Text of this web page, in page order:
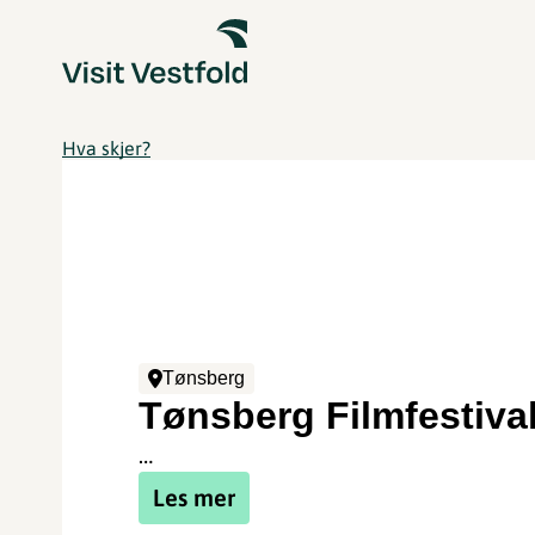
Hva skjer?
Tønsberg
Tønsberg
…
Les mer